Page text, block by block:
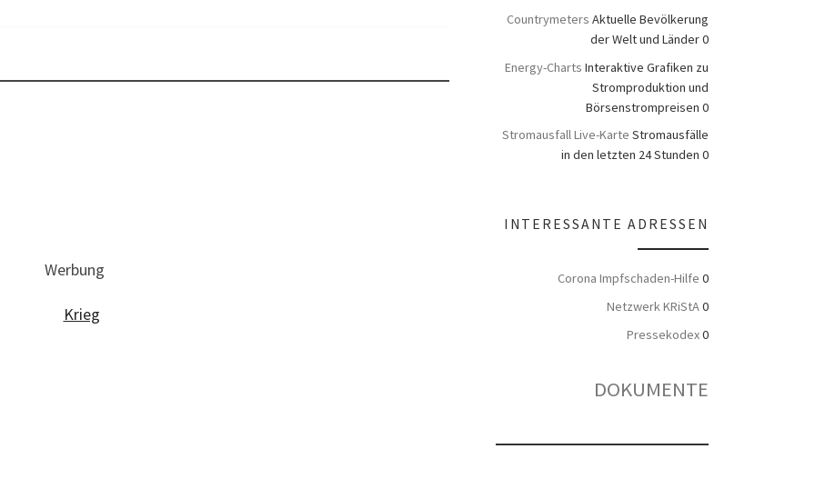
Werbung
Countrymeters Aktuelle Bevölkerung
der Welt und Länder 0
Energy-Charts Interaktive Grafiken zu
Stromproduktion und
Börsenstrompreisen 0
Stromausfall Live-Karte Stromausfälle
in den letzten 24 Stunden 0
INTERESSANTE ADRESSEN
Corona Impfschaden-Hilfe 0
Netzwerk KRiStA0
Pressekodex0
DOKUMENTE